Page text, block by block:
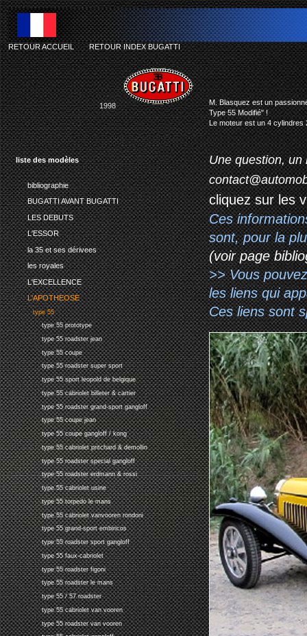
liste des modèles
bibliographie
BUGATTI AVANT BUGATTI
LES DEBUTS
L'ESSOR
la 35 et ses dérivees
les royales
L'EXCELLENCE
L'APOTHEOSE
type 55
type 55 prototype
type 55 roadster jean
type 55 coupe
type 55 roadster super sport
type 55 sport leopold de belgique
type 55 cabriolet billeter & cartier
type 55 roadster grand-sport gangloff
type 55 coupe jean
type 55 coupe gangloff / kong
type 55 cabriolet pritchard & demollin
type 55 roadster special gangloff
type 55 roadster erdmann & rossi
type 55 cabriolet usine
type 55 torpedo le mans
type 55 cabriolet vanvooren rondoni
type 55 grand-sport embiricos
type 55 roadster sport gangloff
type 55 faux-cabriolet
type 55 roadster figoni
type 55 roadster le mans
type 55 / 57 roadster
type 55 cabriolet van vooren
type 55 roadster van vooren
RETOUR ACCUEIL-RETOUR INDEX BUGATTI
1998
M. Blasquez est un
Type 55 Modifié" !
Le moteur est un 4
Une question,
cliquez sur les
Ces
sont, pour la
(voir page
>> Vous
les liens qui
Ces liens sont